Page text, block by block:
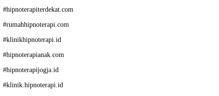
#hipnoterapiterdekat.com
#rumahhipnoterapi.com
#klinikhipnoterapi.id
#hipnoterapianak.com
#hipnoterapijogja.id
#klinik.hipnoterapi.id